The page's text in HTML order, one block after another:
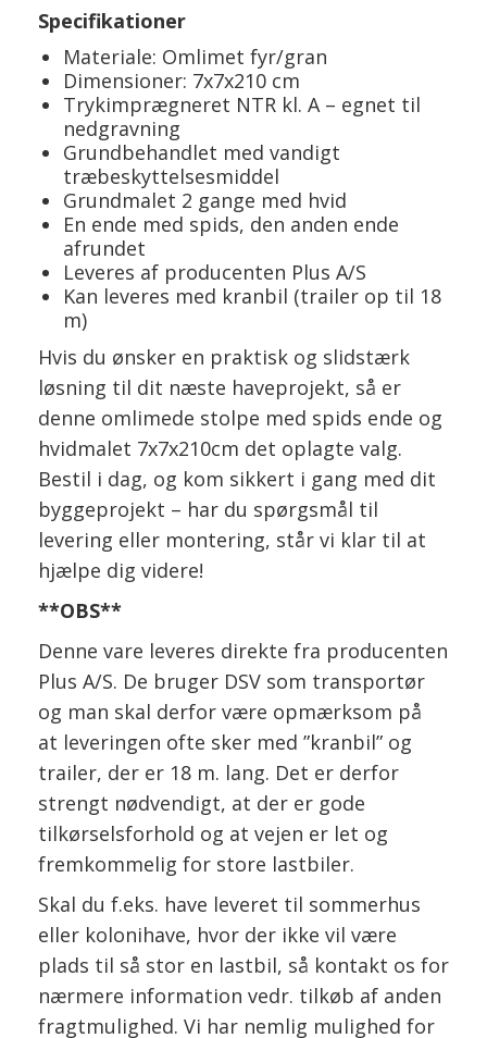
Specifikationer
Materiale: Omlimet fyr/gran
Dimensioner: 7x7x210 cm
Trykimprægneret NTR kl. A – egnet til
nedgravning
Grundbehandlet med vandigt
træbeskyttelsesmiddel
Grundmalet 2 gange med hvid
En ende med spids, den anden ende
afrundet
Leveres af producenten Plus A/S
Kan leveres med kranbil (trailer op til 18
m)
Hvis du ønsker en praktisk og slidstærk
løsning til dit næste haveprojekt, så er
denne omlimede stolpe med spids ende og
hvidmalet 7x7x210cm det oplagte valg.
Bestil i dag, og kom sikkert i gang med dit
byggeprojekt – har du spørgsmål til
levering eller montering, står vi klar til at
hjælpe dig videre!
**OBS**
Denne vare leveres direkte fra producenten
Plus A/S. De bruger DSV som transportør
og man skal derfor være opmærksom på
at leveringen ofte sker med ”kranbil” og
trailer, der er 18 m. lang. Det er derfor
strengt nødvendigt, at der er gode
tilkørselsforhold og at vejen er let og
fremkommelig for store lastbiler.
Skal du f.eks. have leveret til sommerhus
eller kolonihave, hvor der ikke vil være
plads til så stor en lastbil, så kontakt os for
nærmere information vedr. tilkøb af anden
fragtmulighed. Vi har nemlig mulighed for